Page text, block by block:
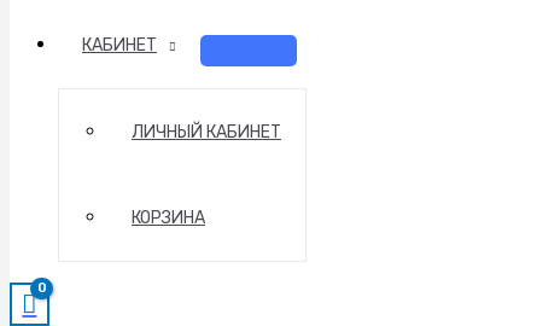
КАБИНЕТ
ЛИЧНЫЙ КАБИНЕТ
КОРЗИНА